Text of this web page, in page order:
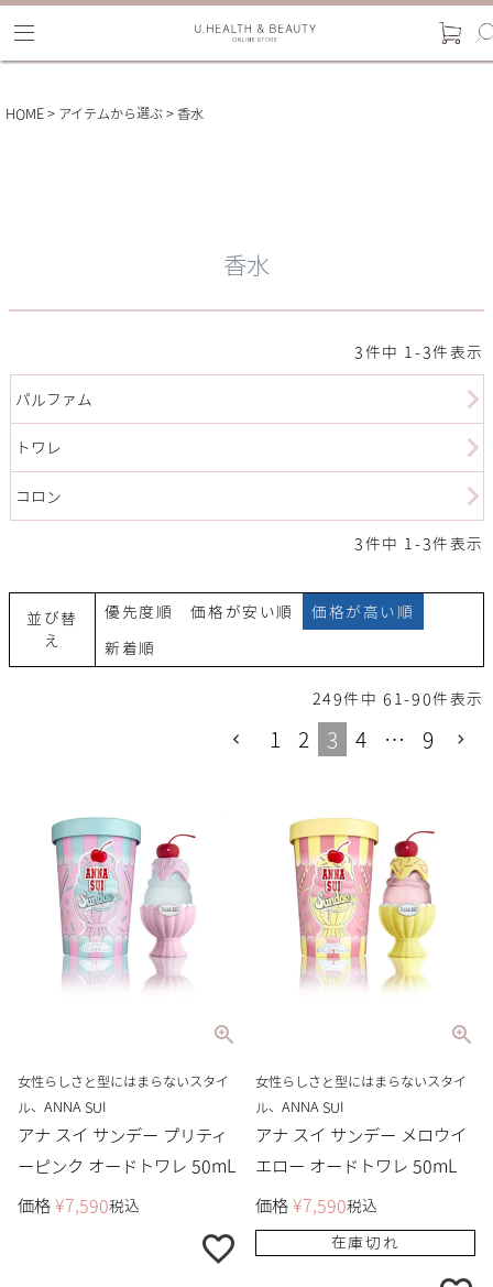
HOME アイテムから選ぶ 香水
香水
3 件中 1 - 3件表示
パルファム
トワレ
コロン
3 件中 1 - 3件表示
並び替
え
優先度順 価格が安い順 価格が高い順
新着順
249件中 61-90件表示
1 2 3 4 … 9
女性らしさと型にはまらないスタイ
ル、ANNA SUI
アナ スイ サンデー プリティ
ーピンク オードトワレ 50mL
価格 ¥7,590税込
女性らしさと型にはまらないスタイ
ル、ANNA SUI
アナ スイ サンデー メロウイ
エロー オードトワレ 50mL
価格 ¥7,590税込
在庫切れ